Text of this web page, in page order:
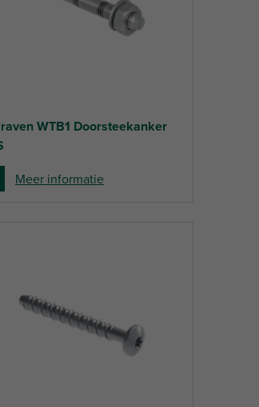
WTB1 Doorsteekanker
Meer informatie